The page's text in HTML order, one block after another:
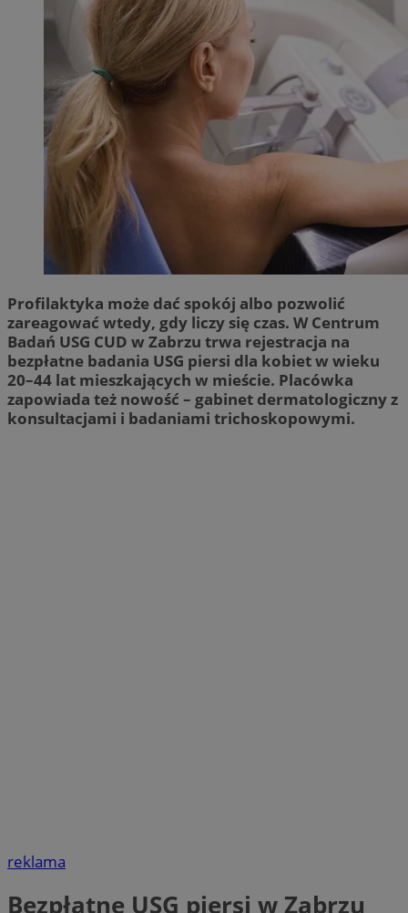
Profilaktyka może dać spokój albo pozwolić
zareagować wtedy, gdy liczy się czas. W Centrum
Badań USG CUD w Zabrzu trwa rejestracja na
bezpłatne badania USG piersi dla kobiet w wieku
20–44 lat mieszkających w mieście. Placówka
zapowiada też nowość – gabinet dermatologiczny z
konsultacjami i badaniami trichoskopowymi.
reklama
Bezpłatne USG piersi w Zabrzu